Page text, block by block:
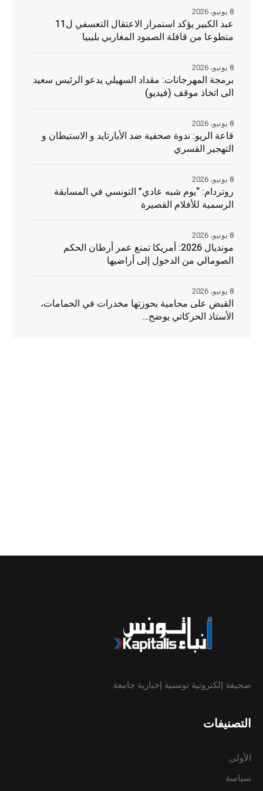
عبد الكبير يؤكد استمرار الاعتقال التعسفي ل11
متطوعا من قافلة الصمود المغاربي بليبيا
8 يونيو، 2026
برمجة المهرجانات: مقداد السهيلي يدعو الرئيس سعيد
الى اتخاذ موقف (فيديو)
8 يونيو، 2026
قاعة الريو: ندوة صحفية ضد الأبارتايد و الاستيطان و
التهجير القسري
8 يونيو، 2026
روتردام: “يوم شبه عادي” التونسي في المسابقة
الرسمية للأفلام القصيرة
8 يونيو، 2026
مونديال 2026: أمريكا تمنع عمر أرطان الحكم
الصومالي من الدخول إلى أراضيها
8 يونيو، 2026
القبض على محامية بحوزتها مخدرات في الحمامات،
الأستاذ الحركاتي يوضح…
8 يونيو، 2026
صحيفة إلكترونية تونسية إخبارية جامعة.
التصنيفات
الأولى
سياسة